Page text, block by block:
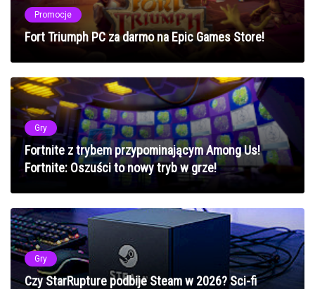
Promocje
Fort Triumph PC za darmo na Epic Games Store!
Gry
Fortnite z trybem przypominającym Among Us!
Fortnite: Oszuści to nowy tryb w grze!
Gry
Czy StarRupture podbije Steam w 2026? Sci-fi